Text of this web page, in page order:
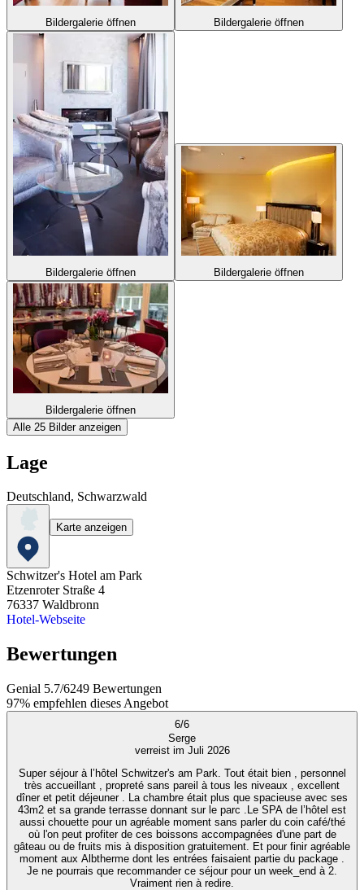
Bildergalerie öffnen Bildergalerie öffnen
Bildergalerie öffnen Bildergalerie öffnen
Bildergalerie öffnen
Alle 25 Bilder anzeigen
Lage
Deutschland, Schwarzwald
Karte anzeigen
Schwitzer's Hotel am Park
Etzenroter Straße 4
76337 Waldbronn
Hotel-Webseite
Bewertungen
Genial 5.7/6249 Bewertungen
97% empfehlen dieses Angebot
6/6
Serge
verreist im Juli 2026
Super séjour à l’hôtel Schwitzer's am Park. Tout était bien , personnel
très accueillant , propreté sans pareil à tous les niveaux , excellent
dîner et petit déjeuner . La chambre était plus que spacieuse avec ses
43m2 et sa grande terrasse donnant sur le parc .Le SPA de l’hôtel est
aussi chouette pour un agréable moment sans parler du coin café/thé
où l'on peut profiter de ces boissons accompagnées d'une part de
gâteau ou de fruits mis à disposition gratuitement. Et pour finir agréable
moment aux Albtherme dont les entrées faisaient partie du package .
Je ne pourrais que recommander ce séjour pour un week_end à 2.
Vraiment rien à redire.